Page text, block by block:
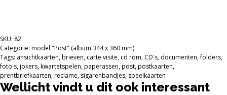
SKU: 82
Categorie: model "Post" (album 344 x 360 mm)
Tags: ansichtkaarten,brieven, carte visite, cd rom, CD's, documenten,folders,
foto's,jokers,kwartetspelen,paperassen,post,postkaarten,
prentbriefkaarten,reclame, sigarenbandjes, speelkaarten
Wellicht vindt u dit ook interessant